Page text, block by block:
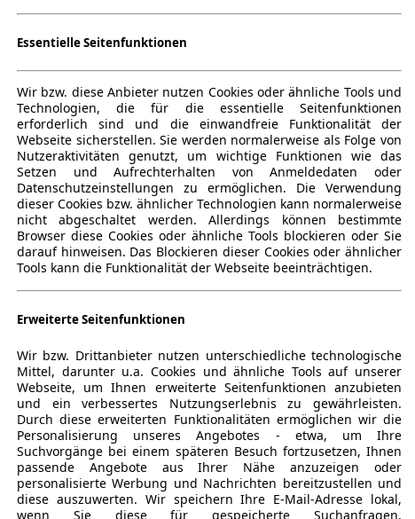
Essentielle Seitenfunktionen
Wir bzw. diese Anbieter nutzen Cookies oder ähnliche Tools und
Technologien, die für die essentielle Seitenfunktionen
erforderlich sind und die einwandfreie Funktionalität der
Webseite sicherstellen. Sie werden normalerweise als Folge von
Nutzeraktivitäten genutzt, um wichtige Funktionen wie das
Setzen und Aufrechterhalten von Anmeldedaten oder
Datenschutzeinstellungen zu ermöglichen. Die Verwendung
dieser Cookies bzw. ähnlicher Technologien kann normalerweise
nicht abgeschaltet werden. Allerdings können bestimmte
Browser diese Cookies oder ähnliche Tools blockieren oder Sie
darauf hinweisen. Das Blockieren dieser Cookies oder ähnlicher
Tools kann die Funktionalität der Webseite beeinträchtigen.
Erweiterte Seitenfunktionen
Wir bzw. Drittanbieter nutzen unterschiedliche technologische
Mittel, darunter u.a. Cookies und ähnliche Tools auf unserer
Webseite, um Ihnen erweiterte Seitenfunktionen anzubieten
und ein verbessertes Nutzungserlebnis zu gewährleisten.
Durch diese erweiterten Funktionalitäten ermöglichen wir die
Personalisierung unseres Angebotes - etwa, um Ihre
Suchvorgänge bei einem späteren Besuch fortzusetzen, Ihnen
passende Angebote aus Ihrer Nähe anzuzeigen oder
personalisierte Werbung und Nachrichten bereitzustellen und
diese auszuwerten. Wir speichern Ihre E-Mail-Adresse lokal,
wenn Sie diese für gespeicherte Suchanfragen,